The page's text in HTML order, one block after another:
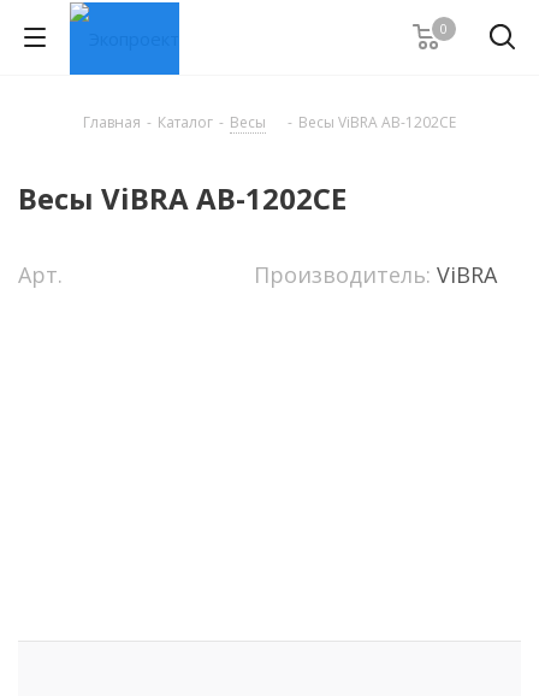
0
Главная - Каталог - Весы - Весы ViBRA AB-1202CE
Весы ViBRA AB-1202CE
Арт. Производитель: ViBRA